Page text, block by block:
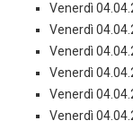
Venerdì
Venerdì
Venerdì
Venerdì
Venerdì
Venerdì